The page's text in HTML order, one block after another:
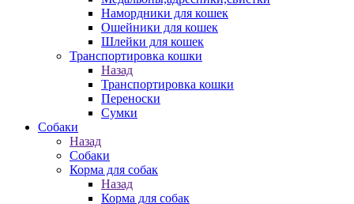
Намордники для кошек
Ошейники для кошек
Шлейки для кошек
Транспортировка кошки
Назад
Транспортировка кошки
Переноски
Сумки
Собаки
Назад
Собаки
Корма для собак
Назад
Корма для собак